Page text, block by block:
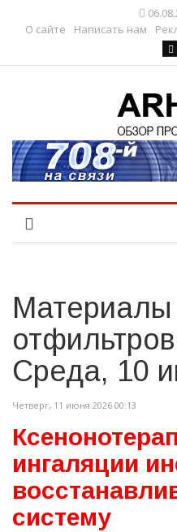
О сайте
Написать нам
Материалы
Среда, 10
Четверг, 11 июня 2026 00:13
ингаляции
систему